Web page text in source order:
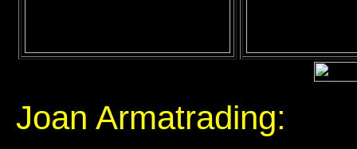
Joan Armatrading: